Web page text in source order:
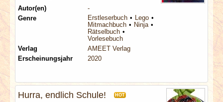
Autor(en)
-
Genre
Erstleserbuch
Lego
Mitmachbuch
Ninja
Rätselbuch
Vorlesebuch
Verlag
AMEET Verlag
Erscheinungsjahr
2020
Hurra, endlich Schule! HOT